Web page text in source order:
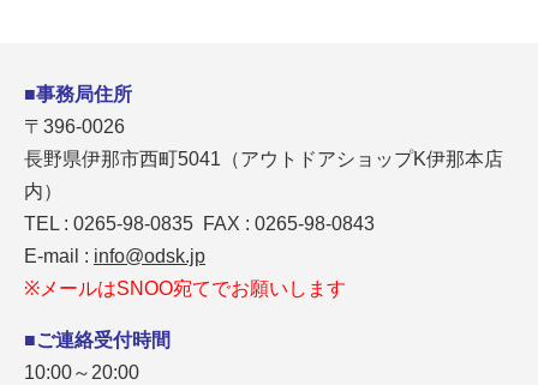
■事務局住所
〒396-0026
長野県伊那市西町5041（アウトドアショップK伊那本店
内）
TEL : 0265-98-0835 FAX : 0265-98-0843
E-mail : info@odsk.jp
※メールはSNOO宛てでお願いします
■ご連絡受付時間
10:00～20:00